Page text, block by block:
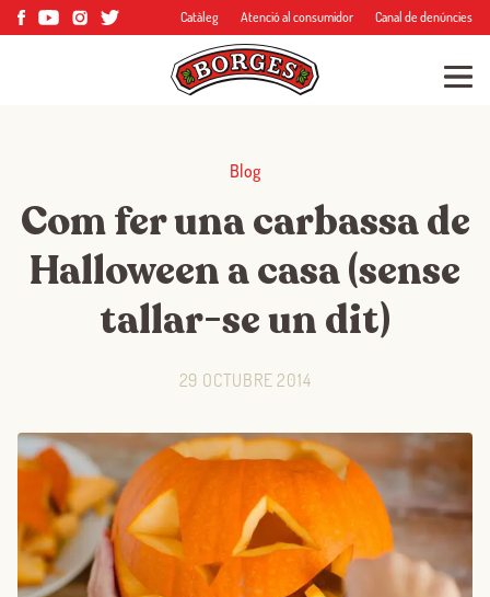
Catàleg Atenció al consumidor Canal de denúncies
Blog
Com fer una carbassa de
Halloween a casa (sense
tallar-se un dit)
29 OCTUBRE 2014